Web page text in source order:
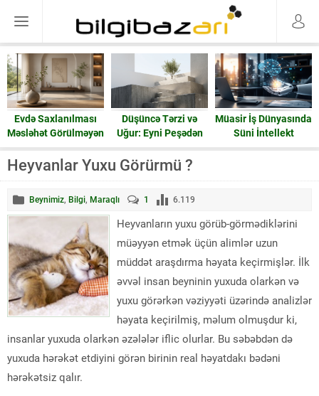
Evdə Saxlanılması
Məsləhət Görülməyən
15 Əşya: Enerji və
Ruzi
Düşüncə Tərzi və
Uğur: Eyni Peşədən
Fərqli Nəticələrə
Gedən Yol
Müasir İş Dünyasında
Süni İntellekt
Heyvanlar Yuxu Görürmü ?
Beynimiz, Bilgi, Maraqlı 1 6.119
Heyvanların yuxu görüb-görmədiklərini
müəyyən etmək üçün alimlər uzun
müddət araşdırma həyata keçirmişlər. İlk
əvvəl insan beyninin yuxuda olarkən və
yuxu görərkən vəziyyəti üzərində analizlər
həyata keçirilmiş, məlum olmuşdur ki,
insanlar yuxuda olarkən əzələlər iflic olurlar. Bu səbəbdən də
yuxuda hərəkət etdiyini görən birinin real həyatdakı bədəni
hərəkətsiz qalır.